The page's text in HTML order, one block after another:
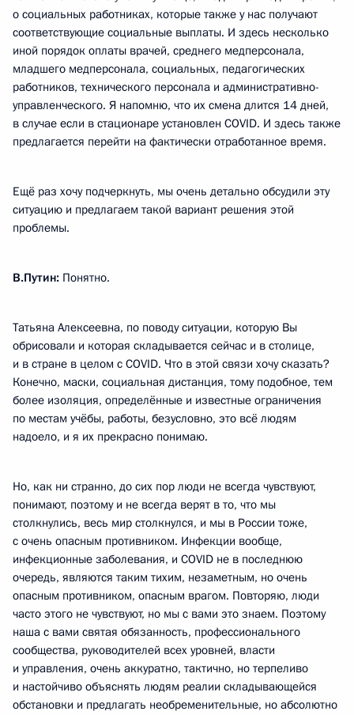
о социальных работниках, которые также у нас получают
соответствующие социальные выплаты. И здесь несколько
иной порядок оплаты врачей, среднего медперсонала,
младшего медперсонала, социальных, педагогических
работников, технического персонала и административно-
управленческого. Я напомню, что их смена длится 14 дней,
в случае если в стационаре установлен COVID. И здесь также
предлагается перейти на фактически отработанное время.
Ещё раз хочу подчеркнуть, мы очень детально обсудили эту
ситуацию и предлагаем такой вариант решения этой
проблемы.
В.Путин: Понятно.
Татьяна Алексеевна, по поводу ситуации, которую Вы
обрисовали и которая складывается сейчас и в столице,
и в стране в целом с COVID. Что в этой связи хочу сказать?
Конечно, маски, социальная дистанция, тому подобное, тем
более изоляция, определённые и известные ограничения
по местам учёбы, работы, безусловно, это всё людям
надоело, и я их прекрасно понимаю.
Но, как ни странно, до сих пор люди не всегда чувствуют,
понимают, поэтому и не всегда верят в то, что мы
столкнулись, весь мир столкнулся, и мы в России тоже,
с очень опасным противником. Инфекции вообще,
инфекционные заболевания, и COVID не в последнюю
очередь, являются таким тихим, незаметным, но очень
опасным противником, опасным врагом. Повторяю, люди
часто этого не чувствуют, но мы с вами это знаем. Поэтому
наша с вами святая обязанность, профессионального
сообщества, руководителей всех уровней, власти
и управления, очень аккуратно, тактично, но терпеливо
и настойчиво объяснять людям реалии складывающейся
обстановки и предлагать необременительные, но абсолютно